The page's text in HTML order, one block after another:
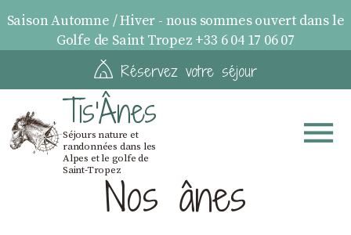
Saison Automne / Hiver - nous sommes ouvert dans le
Golfe de Saint Tropez +33 6 04 17 06 07
Réservez votre séjour
Tis'Ânes
Séjours nature et
randonnées dans les
Alpes et le golfe de
Saint-TropezNos ânes